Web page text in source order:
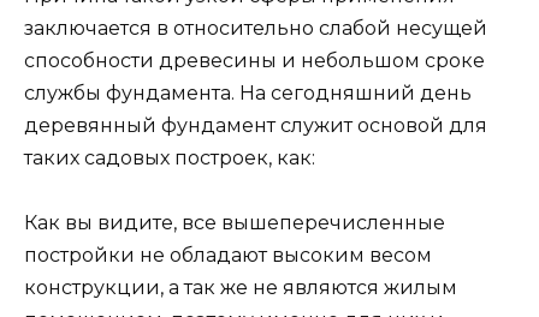
заключается в относительно слабой несущей
способности древесины и небольшом сроке
службы фундамента. На сегодняшний день
деревянный фундамент служит основой для
таких садовых построек, как:
Как вы видите, все вышеперечисленные
постройки не обладают высоким весом
конструкции, а так же не являются жилым